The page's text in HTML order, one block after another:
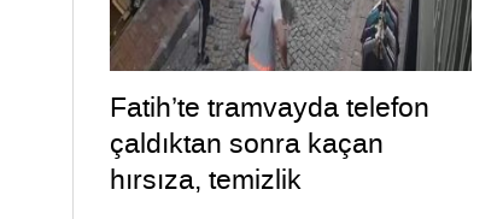
Fatih’te tramvayda telefon
çaldıktan sonra kaçan
hırsıza, temizlik